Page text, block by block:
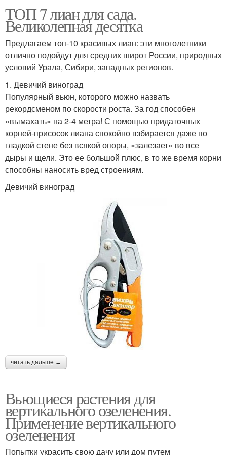
ТОП 7 лиан для сада.
Великолепная десятка
Предлагаем топ-10 красивых лиан: эти многолетники
отлично подойдут для средних широт России, природных
условий Урала, Сибири, западных регионов.
1. Девичий виноград
Популярный вьюн, которого можно назвать
рекордсменом по скорости роста. За год способен
«вымахать» на 2-4 метра! С помощью придаточных
корней-присосок лиана спокойно взбирается даже по
гладкой стене без всякой опоры, «залезает» во все
дыры и щели. Это ее большой плюс, в то же время корни
способны наносить вред строениям.
Девичий виноград
читать дальше →
Вьющиеся растения для
вертикального озеленения.
Применение вертикального
озеленения
Попытки украсить свою дачу или дом путем